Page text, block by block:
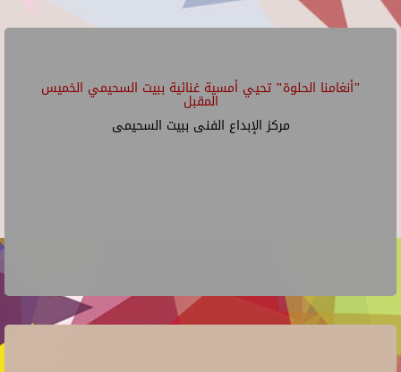
"أنغامنا الحلوة" تحيي أمسية غنائية ببيت السحيمي الخميس
المقبل
مركز الإبداع الفنى ببيت السحيمى